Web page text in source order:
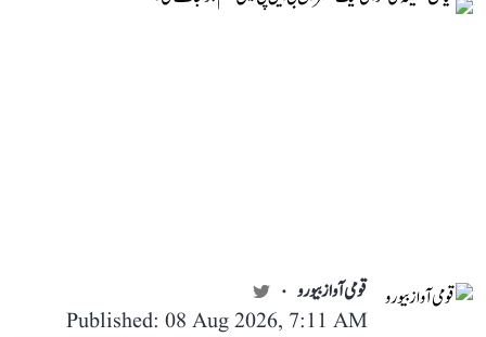
قومی آواز بیورو
Published: 08 Aug 2026, 7:11 AM